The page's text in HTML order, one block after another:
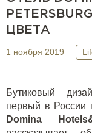
ЦВЕТА
1 ноября 2019
Бутиковый
первый в России
Domina
Hotels